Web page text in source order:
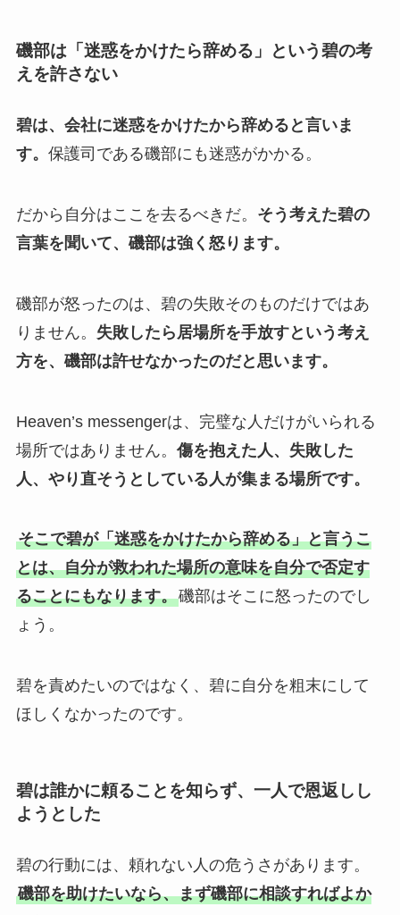
磯部は「迷惑をかけたら辞める」という碧の考
えを許さない
碧は、会社に迷惑をかけたから辞めると言いま
す。 保護司である磯部にも迷惑がかかる。
だから自分はここを去るべきだ。 そう考えた碧の
言葉を聞いて、磯部は強く怒ります。
磯部が怒ったのは、碧の失敗そのものだけではあ
りません。 失敗したら居場所を手放すという考え
方を、磯部は許せなかったのだと思います。
Heaven’s messengerは、完璧な人だけがいられる
場所ではありません。 傷を抱えた人、失敗した
人、やり直そうとしている人が集まる場所です。
そこで碧が「迷惑をかけたから辞める」と言うこ
とは、自分が救われた場所の意味を自分で否定す
ることにもなります。磯部はそこに怒ったのでし
ょう。
碧を責めたいのではなく、碧に自分を粗末にして
ほしくなかったのです。
碧は誰かに頼ることを知らず、一人で恩返しし
ようとした
碧の行動には、頼れない人の危うさがあります。
磯部を助けたいなら、まず磯部に相談すればよか